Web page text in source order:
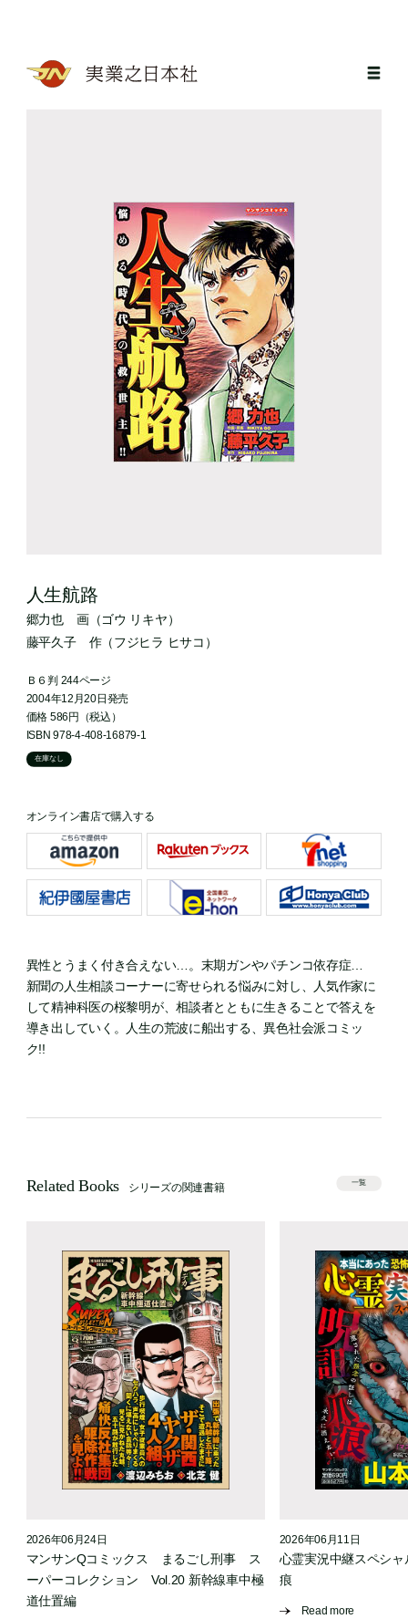
人生航路
郷力也 画（ゴウ リキヤ）
藤平久子
作（フジヒラ ヒサコ）
Ｂ６判 244ページ
2004年12月20日発売
価格 586円（税込）
ISBN 978-4-408-16879-1
在庫なし
オンライン書店で購入する
異性とうまく付き合えない…。末期ガンやパチンコ依存症…
新聞の人生相談コーナーに寄せられる悩みに対し、人気作家に
して精神科医の桜黎明が、相談者とともに生きることで答えを
導き出していく。人生の荒波に船出する、異色社会派コミッ
ク!!
Related Books シリーズの関連書籍 一覧
2026年06月24日
マンサンQコミックス まるごし刑事 ス
ーパーコレクション Vol.20 新幹線車中極
道仕置編
2026年06月11日
心霊実況中継スペシ
痕
Read more